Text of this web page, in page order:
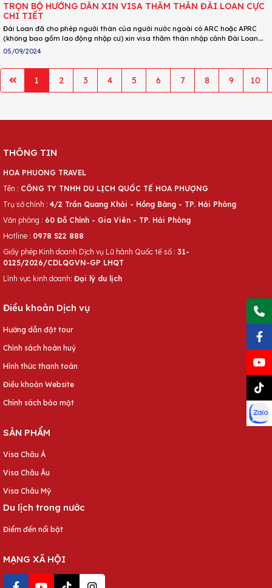
TRỌN BỘ HƯỚNG DẪN XIN VISA THĂM THÂN ĐÀI LOAN CỰC
CHI TIẾT
Đài Loan đã cho phép người thân của người nước ngoài có ARC hoặc APRC
(không bao gồm lao động nhập cư) xin visa thăm thân nhập cảnh Đài Loan.
Điều kiện là bạn phải có bằng chứng chứng minh về mối quan hệ gia đình với
chi tiết cho bạn về quy trình thủ tục, hồ sơ, lệ phí xin visa thăm thân Đài Loan
cho bạn tham khảo nhé
05/09/2024
1 2 3 4 5 6 7 8 9 10
THÔNG TIN
HOA PHUONG TRAVEL
Tên : CÔNG TY TNHH DU LỊCH QUỐC TẾ HOA PHƯỢNG
Trụ sở chính : 4/2 Trần Quang Khải - Hồng Bàng - TP. Hải Phòng
Văn phòng : 60 Đỗ Chính - Gia Viên - TP. Hải Phòng
Hotline : 0978 522 888
Giấy phép Kinh doanh Dịch vụ Lữ hành Quốc tế số : 31-
0125/2026/CDLQGVN-GP LHQT
Lĩnh vực kinh doanh: Đại lý du lịch
Điều khoản Dịch vụ
Hướng dẫn đặt tour
Chính sách hoàn huỷ
Hình thức thanh toán
Điều khoản Website
Chính sách bảo mật
SẢN PHẨM
Visa Châu Á
Visa Châu Âu
Visa Châu Mỹ
Du lịch trong nước
Điểm đến nổi bật
MẠNG XÃ HỘI